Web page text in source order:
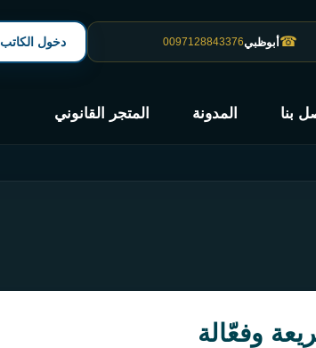
☎أبوظبي0097128843376 دخول الكاتب
بنا المدونة المتجر القانوني
وفعّالة